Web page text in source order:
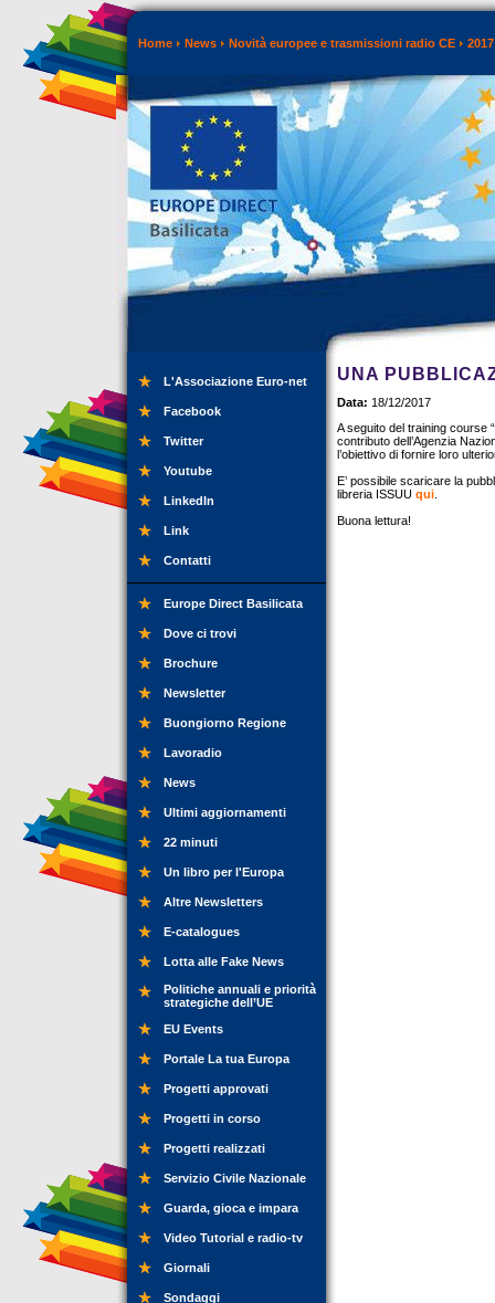
Home News Novità europee e trasmissioni radio CE 2017
L'Associazione Euro-net
Facebook
Twitter
Youtube
LinkedIn
Link
Contatti
Europe Direct Basilicata
Dove ci trovi
Brochure
Newsletter
Buongiorno Regione
Lavoradio
News
Ultimi aggiornamenti
22 minuti
Un libro per l'Europa
Altre Newsletters
E-catalogues
Lotta alle Fake News
Politiche annuali e priorità
strategiche dell’UE
EU Events
Portale La tua Europa
Progetti approvati
Progetti in corso
Progetti realizzati
Servizio Civile Nazionale
Guarda, gioca e impara
Video Tutorial e radio-tv
Giornali
Sondaggi
UNA
Data: 18/12/2017
A seguito del training course
contributo dell’Agenzia
l’obiettivo di fornire loro
E’ possibile scaricare la
libreria ISSUU qui
Buona lettura!